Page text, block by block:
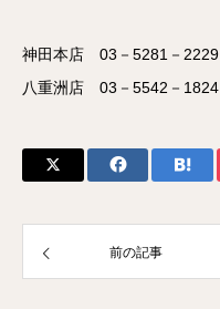
神田本店 03－5281－2229
八重洲店 03－5542－1824
前の記事